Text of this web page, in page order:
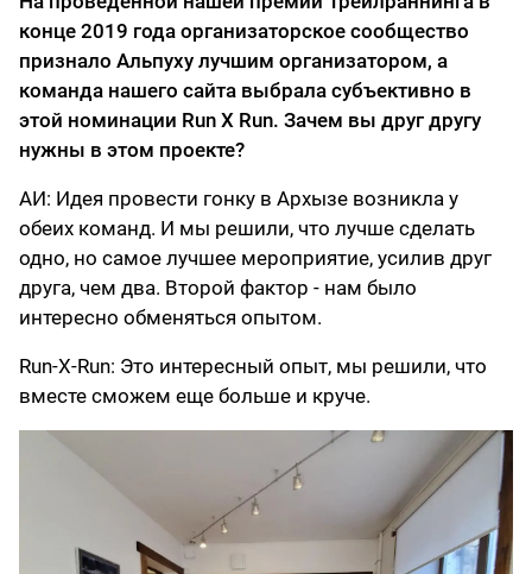
конце 2019 года организаторское сообщество
признало Альпуху лучшим организатором, а
команда нашего сайта выбрала субъективно в
этой номинации Run X Run. Зачем вы друг другу
нужны в этом проекте?
АИ: Идея провести гонку в Архызе возникла у
обеих команд. И мы решили, что лучше сделать
одно, но самое лучшее мероприятие, усилив друг
друга, чем два. Второй фактор - нам было
интересно обменяться опытом.
Run-X-Run: Это интересный опыт, мы решили, что
вместе сможем еще больше и круче.